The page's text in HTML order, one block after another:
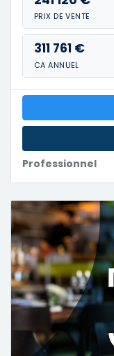
PRIX DE VENTE
311 761 €
CA ANNUEL
Professionnel